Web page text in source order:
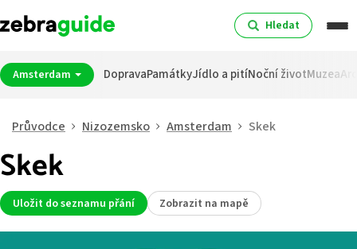
Hledat
Amsterdam DopravaPamátkyJídlo a pitíNoční životMuzea
Průvodce Nizozemsko Amsterdam Skek
Skek
Uložit do seznamu přání Zobrazit na mapě